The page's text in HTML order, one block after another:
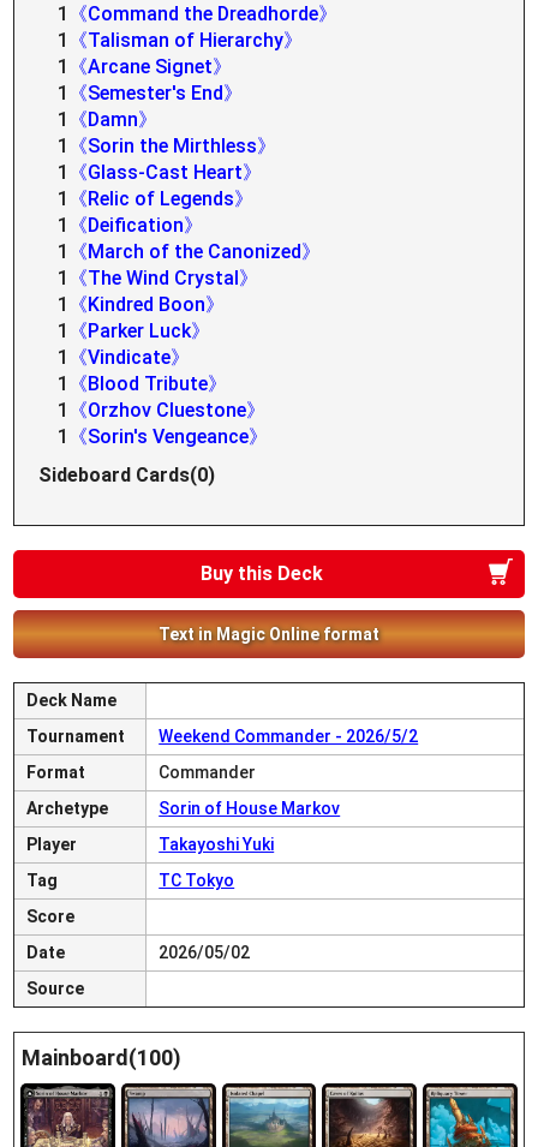
1
《Command the Dreadhorde》
1
《Talisman of Hierarchy》
1
《Arcane Signet》
1
《Semester's End》
1
《Damn》
1
《Sorin the Mirthless》
1
《Glass-Cast Heart》
1
《Relic of Legends》
1
《Deification》
1
《March of the Canonized》
1
《The Wind Crystal》
1
《Kindred Boon》
1
《Parker Luck》
1
《Vindicate》
1
《Blood Tribute》
1
《Orzhov Cluestone》
1
《Sorin's Vengeance》
Sideboard Cards(0)
Buy this Deck
Text in Magic Online format
Deck Name
Tournament
Weekend Commander - 2026/5/2
Format
Commander
Archetype
Sorin of House Markov
Player
Takayoshi Yuki
Tag
TC Tokyo
Score
Date
2026/05/02
Source
Mainboard(100)